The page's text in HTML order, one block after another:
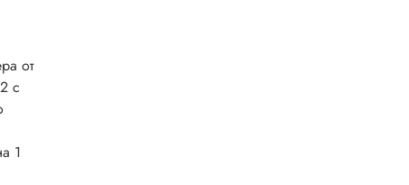
от
с
1